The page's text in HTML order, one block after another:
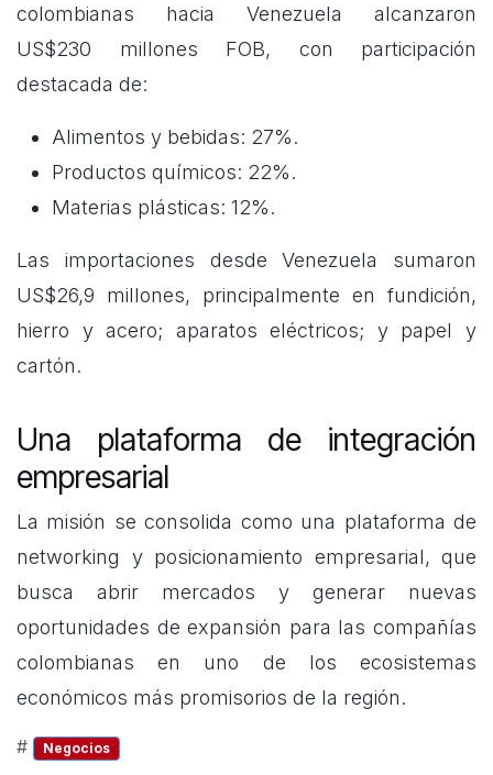
colombianas hacia Venezuela alcanzaron
US$230 millones FOB, con participación
destacada de:
Alimentos y bebidas: 27%.
Productos químicos: 22%.
Materias plásticas: 12%.
Las importaciones desde Venezuela sumaron
US$26,9 millones, principalmente en fundición,
hierro y acero; aparatos eléctricos; y papel y
cartón.
Una plataforma de integración
empresarial
La misión se consolida como una plataforma de
networking y posicionamiento empresarial, que
busca abrir mercados y generar nuevas
oportunidades de expansión para las compañías
colombianas en uno de los ecosistemas
económicos más promisorios de la región.
# Negocios